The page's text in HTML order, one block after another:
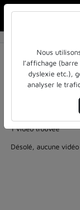
Résultats
Filtres actifs
Français
la-philo-
bouleversement-
questions-cles-de-
1 vidéo trouvée
Désolé, aucune
Nous
l’affichage
dyslexie etc.),
analyser le